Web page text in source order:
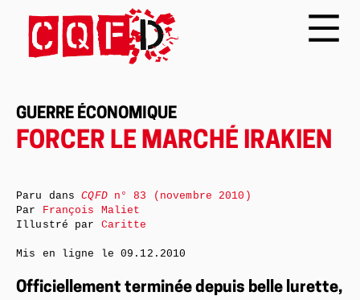
GUERRE ÉCONOMIQUE
FORCER LE MARCHÉ IRAKIEN
Officiellement terminée depuis belle lurette,
Paru dansCQFDn° 83 (novembre 2010)
Par François Maliet
Illustré par Caritte
Mis en ligne le09.12.2010